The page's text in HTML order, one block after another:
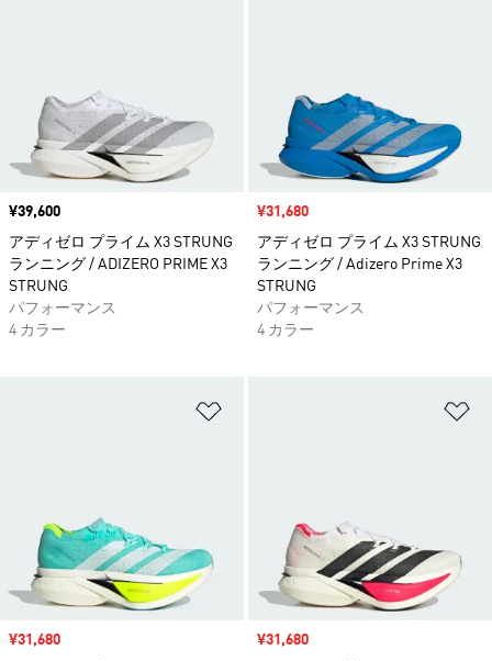
価格
¥39,600
アディゼロ プライム X3 STRUNG
ランニング / ADIZERO PRIME X3
STRUNG
パフォーマンス
4 カラー
セール価格
¥31,680
アディゼロ プライム X3 STRUNG
ランニング / Adizero Prime X3
STRUNG
パフォーマンス
4 カラー
セール価格
¥31,680
セール価格
¥31,680